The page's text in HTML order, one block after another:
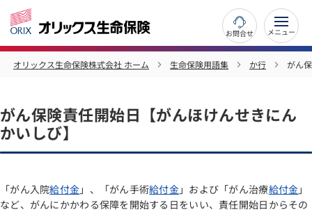
お問合せ
オリックス生命保険株式会社 ホーム 生命保険用語集 か行 がん
がん保険責任開始日【がんほけんせきにん
かいしび】
「がん入院給付金」、「がん手術給付金」および「がん治療給付金」
など、がんにかかわる保障を開始する日をいい、責任開始日からその